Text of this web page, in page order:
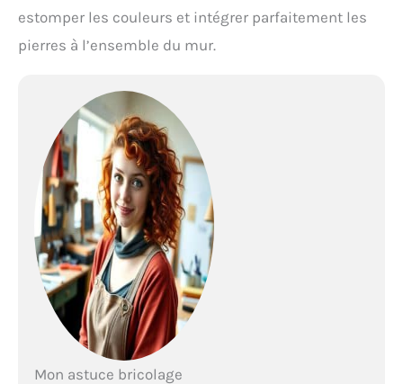
estomper les couleurs et intégrer parfaitement les
pierres à l’ensemble du mur.
Mon astuce bricolage